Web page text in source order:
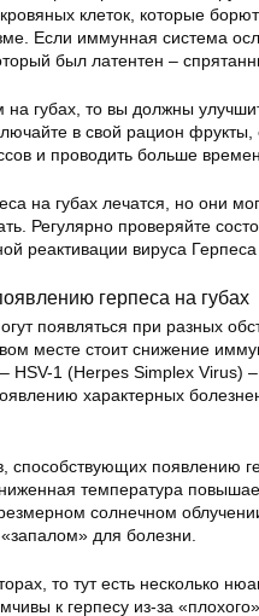
клеток, которые
Если иммунная система
был латентен –
на губах, то вы должны
в свой рацион
и проводить больше
на губах лечатся, но они
Регулярно проверяйте
реактивации вируса
герпеса на губах
появляться при разных
месте стоит снижение
1 (Herpes Simplex Virus) –
характерных
способствующих появлению
температура
солнечном
для болезни.
то тут есть несколько
к герпесу из-за